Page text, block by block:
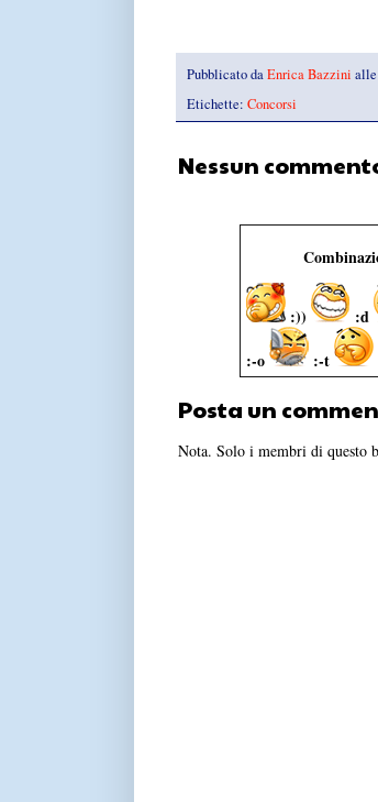
Pubblicato daEnrica Bazzini alle
Etichette: Concorsi
Nessun
:)) :d
:-o
:-t
Posta un
Nota. Solo i membri di questo